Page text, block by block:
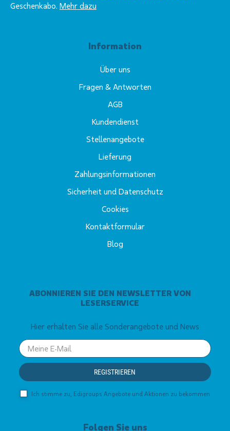
Geschenkabo. Mehr dazu
ABONNIEREN SIE DEN NEWSLETTER VON
LESERSERVICE
Hier erhalten Sie alle Sonderangebote und News
Your
email
REGISTRIEREN
Ich stimme zu, Edigroups Angebote und Aktionen zu bekommen
Information
Über uns
Fragen & Antworten
AGB
Kundendienst
Stellenangebote
Lieferung
Zahlungsinformationen
Sicherheit und Datenschutz
Cookies
Kontaktformular
Blog
Folgen Sie uns